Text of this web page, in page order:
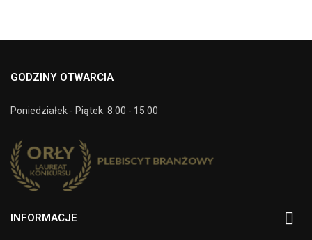
GODZINY OTWARCIA
Poniedziałek - Piątek: 8:00 - 15:00
INFORMACJE 